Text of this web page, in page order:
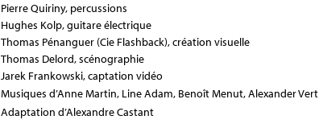
Pierre Quiriny, percussions
Hughes Kolp, guitare électrique
Thomas Pénanguer (Cie Flashback), création visuelle
Thomas Delord, scénographie
Jarek Frankowski, captation vidéo
Musiques d’Anne Martin, Line Adam, Benoît Menut, Alexander Vert
Adaptation d’Alexandre Castant